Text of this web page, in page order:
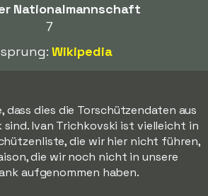
Nationalmannschaft
7
Wikipedia
dass dies die Torschützendaten aus
sind. Ivan Trichkovski ist vielleicht in
die wir hier nicht führen,
die wir noch nicht in unsere
aufgenommen haben.